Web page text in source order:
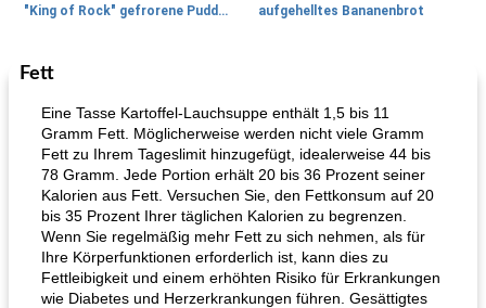
"King of Rock" gefrorene Pudding Pops aufgehelltes Bananenbrot
Mittagessen / Snacks
Hühnchen, Süßkartoffelsuppe
Fett
Eine Tasse Kartoffel-Lauchsuppe enthält 1,5 bis 11
Gramm Fett. Möglicherweise werden nicht viele Gramm
Fett zu Ihrem Tageslimit hinzugefügt, idealerweise 44 bis
78 Gramm. Jede Portion erhält 20 bis 36 Prozent seiner
Kalorien aus Fett. Versuchen Sie, den Fettkonsum auf 20
bis 35 Prozent Ihrer täglichen Kalorien zu begrenzen.
Wenn Sie regelmäßig mehr Fett zu sich nehmen, als für
Ihre Körperfunktionen erforderlich ist, kann dies zu
Fettleibigkeit und einem erhöhten Risiko für Erkrankungen
wie Diabetes und Herzerkrankungen führen. Gesättigtes